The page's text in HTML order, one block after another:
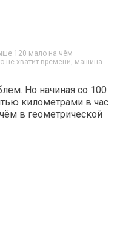
120 мало на чём
не хватит времени, машина
Но начиная со 100
километрами в час
в геометрической